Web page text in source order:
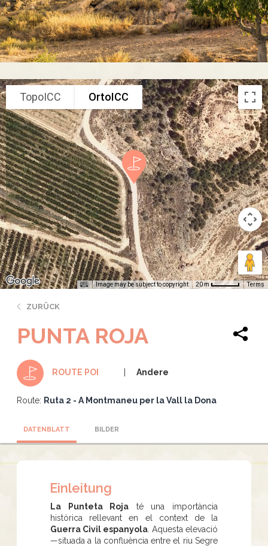
TopoICC OrtoICC
Image may be subject to copyright 20 m Terms
ZURÜCK
PUNTA ROJA
ROUTE POI Andere
Route: Ruta 2 - A Montmaneu per la Vall la Dona
DATENBLATT BILDER
Einleitung
La Punteta Roja té una importància
històrica rellevant en el context de la
Guerra Civil espanyola . Aquesta elevació
—situada a la confluència entre el riu Segre